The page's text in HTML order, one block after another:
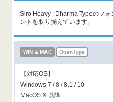
Siro Heavy | Dharma Typeのフ
ントを取り揃えています。
WIN & MAC OpenType
【対応OS】
Windows 7 / 8 / 8.1 / 10
MacOS X 以降